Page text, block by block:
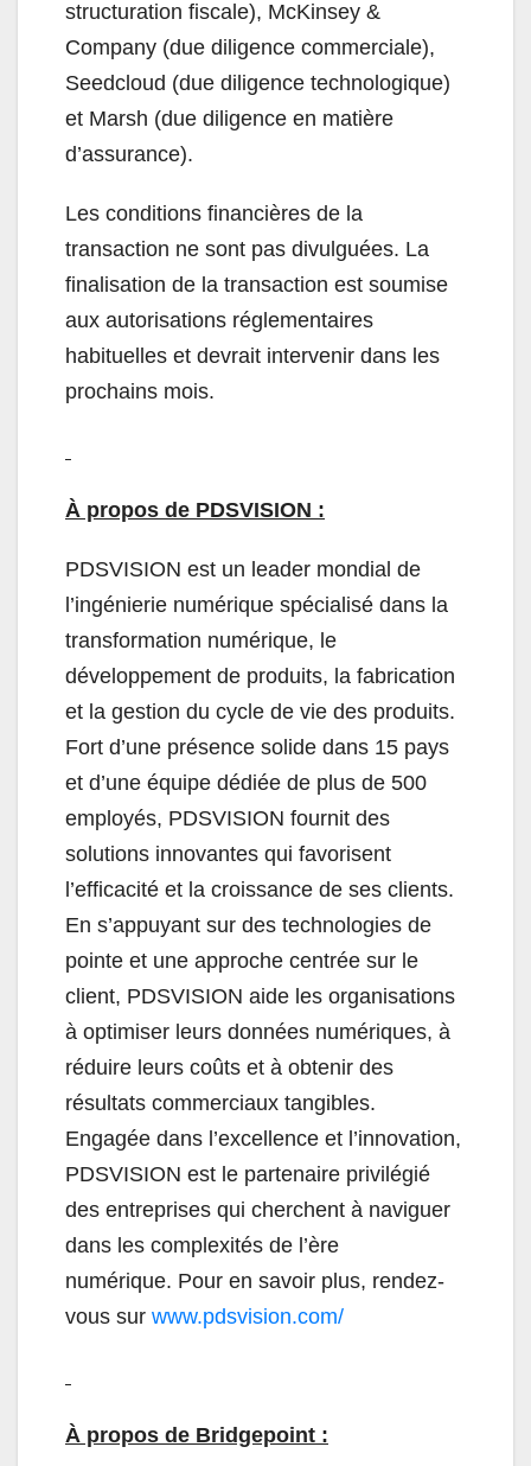
structuration fiscale), McKinsey &
Company (due diligence commerciale),
Seedcloud (due diligence technologique)
et Marsh (due diligence en matière
d’assurance).
Les conditions financières de la
transaction ne sont pas divulguées. La
finalisation de la transaction est soumise
aux autorisations réglementaires
habituelles et devrait intervenir dans les
prochains mois.
À propos de PDSVISION :
PDSVISION est un leader mondial de
l’ingénierie numérique spécialisé dans la
transformation numérique, le
développement de produits, la fabrication
et la gestion du cycle de vie des produits.
Fort d’une présence solide dans 15 pays
et d’une équipe dédiée de plus de 500
employés, PDSVISION fournit des
solutions innovantes qui favorisent
l’efficacité et la croissance de ses clients.
En s’appuyant sur des technologies de
pointe et une approche centrée sur le
client, PDSVISION aide les organisations
à optimiser leurs données numériques, à
réduire leurs coûts et à obtenir des
résultats commerciaux tangibles.
Engagée dans l’excellence et l’innovation,
PDSVISION est le partenaire privilégié
des entreprises qui cherchent à naviguer
dans les complexités de l’ère
numérique. Pour en savoir plus, rendez-
vous sur www.pdsvision.com/
À propos de Bridgepoint :